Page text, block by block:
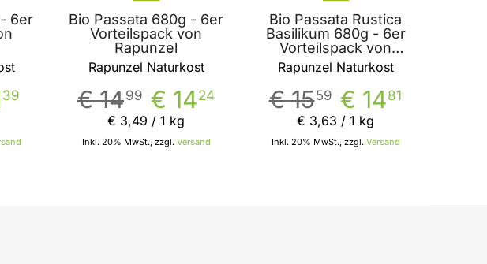
6er
39
Bio Passata 680g - 6er
Vorteilspack von
Rapunzel
Rapunzel Naturkost
€ 1424
€ 1499
Inkl. 20% MwSt., zzgl. Versand
€ 3,49 / 1 kg
Bio Passata Rustica
Basilikum 680g - 6er
Vorteilspack von
Rapunzel
Rapunzel Naturkost
€ 1481
€ 1559
Inkl. 20% MwSt., zzgl. Versand
€ 3,63 / 1 kg